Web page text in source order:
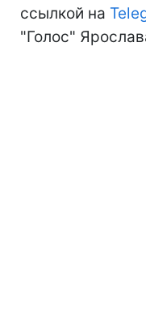
ссылкой на
"Голос"